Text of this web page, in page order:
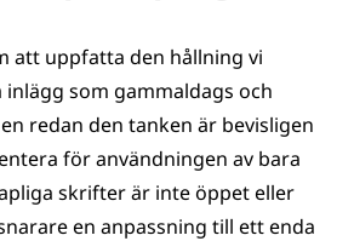
att uppfatta den hållning vi
som gammaldags och
redan den tanken är bevisligen
för användningen av bara
skrifter är inte öppet eller
en anpassning till ett enda